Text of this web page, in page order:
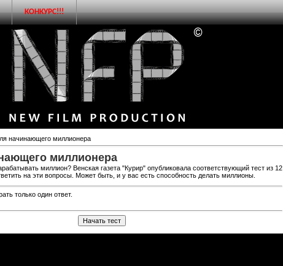
КОНКУРС!!!
начинающего миллионера
миллионера
миллион? Венская газета "Курир" опубликовала соответствующий тест из 12
на эти вопросы. Может быть, и у вас есть способность делать миллионы.
только один ответ.